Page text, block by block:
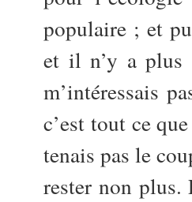
populaire ; et
et il n’y a plus
m’intéressais
c’est tout ce
tenais pas le
rester non plus.